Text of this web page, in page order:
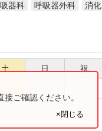
器科 呼吸器外科
消化
土 日 祝
ご確認ください。
×閉じる